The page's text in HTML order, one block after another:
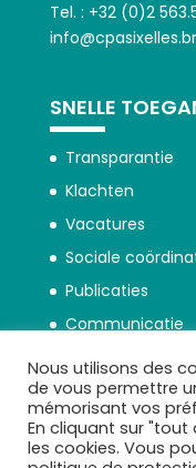
Tel. : +32 (0)2
SNELLE
Transparantie
Klachten
Vacatures
Sociale
Publicaties
Communicatie
Nous utilisons des
de vous permettre
mémorisant vos
En cliquant sur
les cookies. Vous